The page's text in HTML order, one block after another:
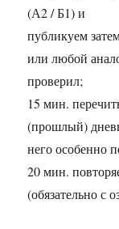
(А2 / Б1) и
публикуем
или любой
проверил;
15 мин.
(прошлый)
него особенно
20 мин.
(обязательно с